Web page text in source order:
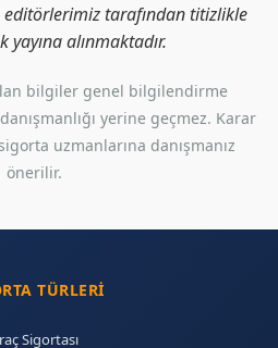
tarafından titizlikle
yayına alınmaktadır.
bilgiler genel bilgilendirme
yerine geçmez. Karar
uzmanlarına danışmanız
önerilir.
TÜRLERI
Sigortası